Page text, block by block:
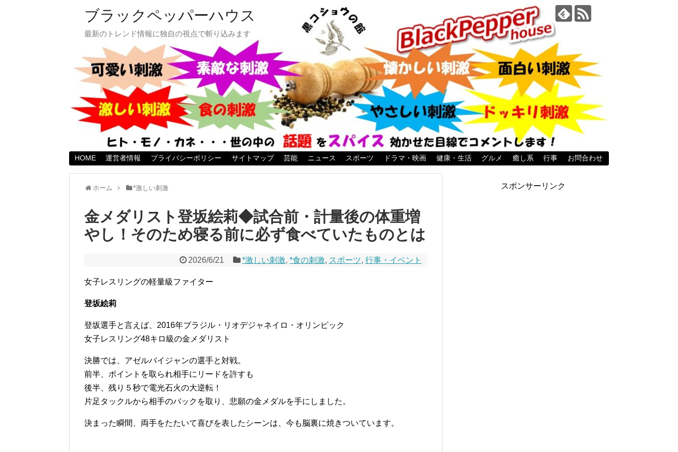
ブラックペッパーハウス
最新のトレンド情報に独自の視点で斬り込みます
HOME 運営者情報 プライバシーポリシー サイトマップ 芸能 ニュース スポーツ ドラマ・映画 健康・生活 グルメ 癒し系 行事 お問合わせ
ホーム *激しい刺激
金メダリスト登坂絵莉◆試合前・計量後の体重増
やし！そのため寝る前に必ず食べていたものとは
2026/6/21 *激しい刺激, *食の刺激, スポーツ, 行事・イベント
女子レスリングの軽量級ファイター
登坂絵莉
登坂選手と言えば、2016年ブラジル・リオデジャネイロ・オリンピック
女子レスリング48キロ級の金メダリスト
決勝では、アゼルバイジャンの選手と対戦。
前半、ポイントを取られ相手にリードを許すも
後半、残り５秒で電光石火の大逆転！
片足タックルから相手のバックを取り、悲願の金メダルを手にしました。
決まった瞬間、両手をたたいて喜びを表したシーンは、今も脳裏に焼きついています。
スポンサーリンク